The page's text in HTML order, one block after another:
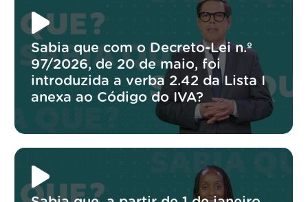
Sabia que com o Decreto-Lei n.º
97/2026, de 20 de maio, foi
introduzida a verba 2.42 da Lista I
anexa ao Código do IVA?